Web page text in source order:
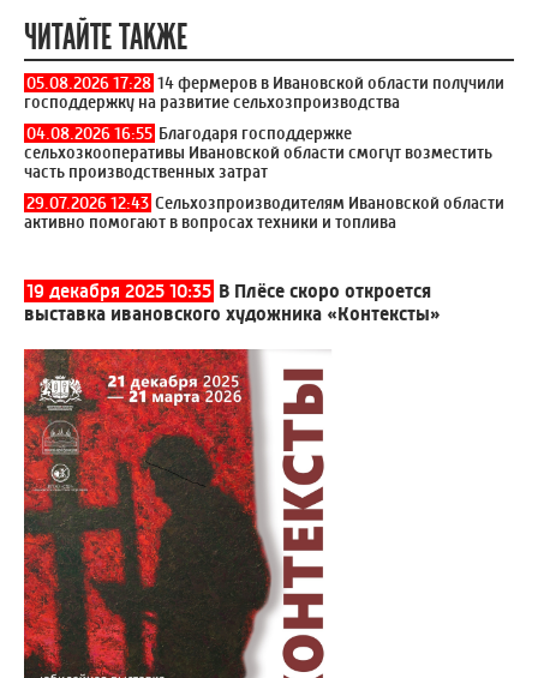
ЧИТАЙТЕ ТАКЖЕ
05.08.2026 17:28 14 фермеров в Ивановской области получили
господдержку на развитие сельхозпроизводства
04.08.2026 16:55 Благодаря господдержке
сельхозкооперативы Ивановской области смогут возместить
часть производственных затрат
29.07.2026 12:43 Сельхозпроизводителям Ивановской области
активно помогают в вопросах техники и топлива
19 декабря 2025 10:35 В Плёсе скоро откроется
выставка ивановского художника «Контексты»